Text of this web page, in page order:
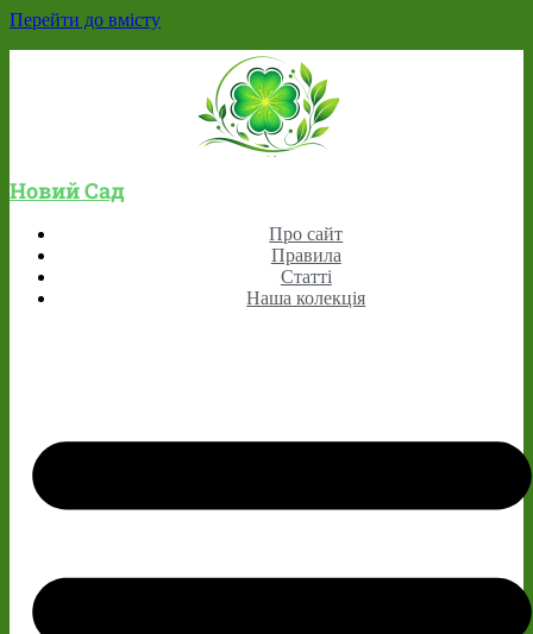
Перейти до вмісту
Новий Сад
Про сайт
Правила
Статті
Наша колекція